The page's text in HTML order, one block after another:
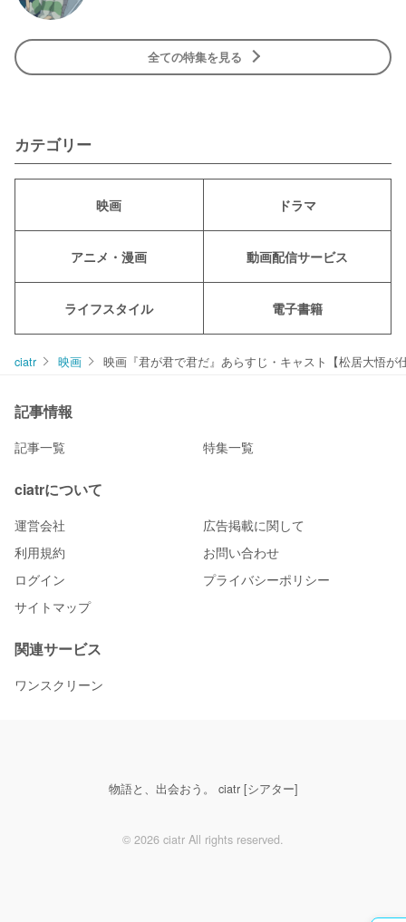
全ての特集を見る
カテゴリー
映画 ドラマ
アニメ・漫画 動画配信サービス
ライフスタイル 電子書籍
ciatr 映画 映画『君が君で君だ』あらすじ・キャスト【松居大悟が
記事情報
記事一覧 特集一覧
ciatrについて
運営会社
広告掲載に関して
利用規約
お問い合わせ
ログイン
プライバシーポリシー
サイトマップ
関連サービス
ワンスクリーン
物語と、出会おう。 ciatr [シアター]
© 2026 ciatr All rights reserved.